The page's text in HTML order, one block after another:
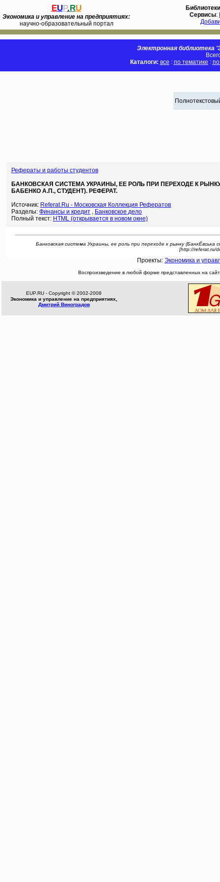
EUP.RU
Экономика и управление на предприятиях:
научно-образовательный портал
Библиотеки
Сервисы:
Электронная библиотека
Каталоги: все : по тематике :
Рефераты и работы студентов
БАНКОВСКАЯ СИСТЕМА УКРАИНЫ, ЕЕ РОЛЬ ПРИ ПЕРЕХОДЕ К
БАБЕНКО А.П., СТУДЕНТ). РЕФЕРАТ.
Источник: Referat.Ru - Московская Коллекция Рефератов
Разделы: Финансы и кредит , Банковское дело
Полный текст: HTML (открывается в новом окне)
Банковская система Украины, ее роль при переходе к рынку
[http://referat.ru/
Проекты: Экономика и
Воспроизведение в любой форме представленных на
EUP.RU - Copyright © 2002-2008
Экономика и управление на предприятиях,
Дмитрий Виноградов